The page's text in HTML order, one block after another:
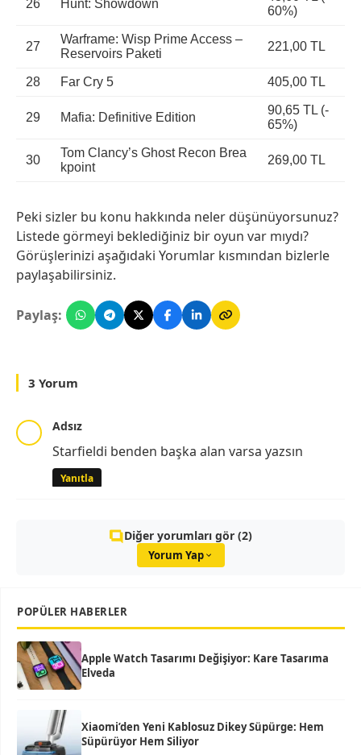
26 Hunt: Showdown
60%)
27
Warframe: Wisp Prime Access –
Reservoirs Paketi
221,00 TL
28 Far Cry 5 405,00 TL
29 Mafia: Definitive Edition
90,65 TL (-
65%)
30
Tom Clancy’s Ghost Recon Brea
kpoint
269,00 TL
Peki sizler bu konu hakkında neler düşünüyorsunuz?
Listede görmeyi beklediğiniz bir oyun var mıydı?
Görüşlerinizi aşağıdaki Yorumlar kısmından bizlerle
paylaşabilirsiniz.
Paylaş:
3 Yorum
Adsız
Starfieldi benden başka alan varsa yazsın
Yanıtla
Diğer yorumları gör (2)
Yorum Yap
POPÜLER HABERLER
Apple Watch Tasarımı Değişiyor: Kare Tasarıma
Elveda
Xiaomi’den Yeni Kablosuz Dikey Süpürge: Hem
Süpürüyor Hem Siliyor